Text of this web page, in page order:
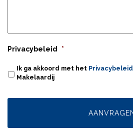
Privacybeleid *
Ik ga akkoord met het Privacybeleid
Makelaardij